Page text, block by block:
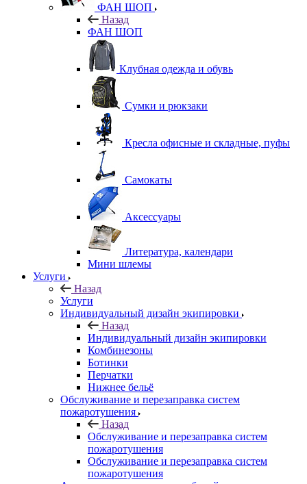
ФАН ШОП
Назад
ФАН ШОП
Клубная одежда и обувь
Сумки и рюкзаки
Кресла офисные и складные, пуфы
Самокаты
Аксессуары
Литература, календари
Мини шлемы
Услуги
Назад
Услуги
Индивидуальный дизайн экипировки
Назад
Индивидуальный дизайн экипировки
Комбинезоны
Ботинки
Перчатки
Нижнее бельё
Обслуживание и перезаправка систем
пожаротушения
Назад
Обслуживание и перезаправка систем
пожаротушения
Обслуживание и перезаправка систем
пожаротушения